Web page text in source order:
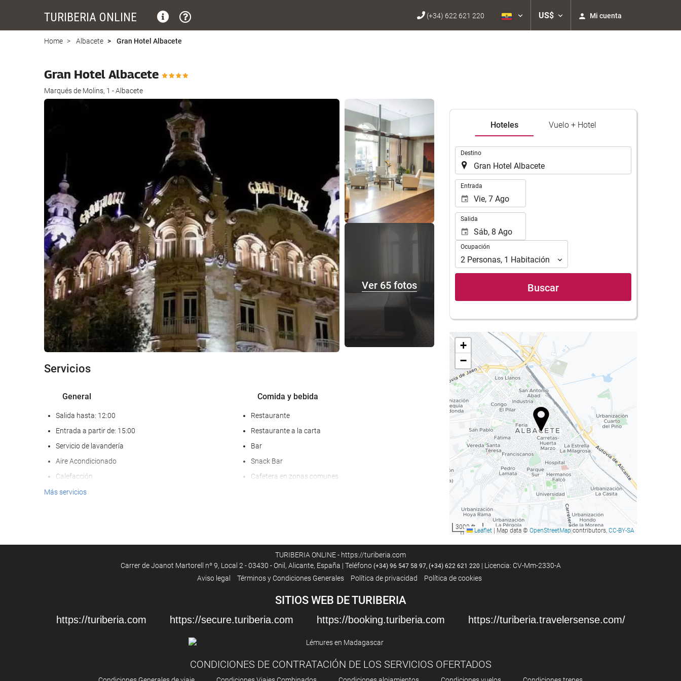
TURIBERIA ONLINE US$ Mi cuenta
(+34) 622 621 220
Home Albacete Gran Hotel Albacete
Gran Hotel Albacete
Marqués de Molins, 1 - Albacete
Ver 65 fotos
Ver 65 fotos
Servicios
General
Salida hasta: 12:00
Entrada a partir de: 15:00
Servicio de lavandería
Aire Acondicionado
Calefacción
Ascensor
Comida y bebida
Restaurante
Restaurante a la carta
Bar
Snack Bar
Cafetera en zonas comunes
Acceso a Internet
Acceso a Internet
Más servicios
Hoteles Vuelo + Hotel
Destino
Entrada
Salida
Ocupación
Ocupación
2 Personas, 1 Habitación
Buscar
+
−
3000 ftLeaflet Map data © OpenStreetMapcontributors, CC-BY-SA
TURIBERIA ONLINE - https://turiberia.com
Carrer de Joanot Martorell nº 9, Local 2 - 03430 - Onil, Alicante, España | Teléfono (+34) 96 547 58 97, (+34) 622 621 220 | Licencia: CV-Mm-2330-A
Aviso legal
Términos y Condiciones Generales Política de privacidad Política de cookies
SITIOS WEB DE TURIBERIA
https://turiberia.com https://secure.turiberia.com https://booking.turiberia.com https://turiberia.travelersense.com/
CONDICIONES DE CONTRATACIÓN DE LOS SERVICIOS OFERTADOS